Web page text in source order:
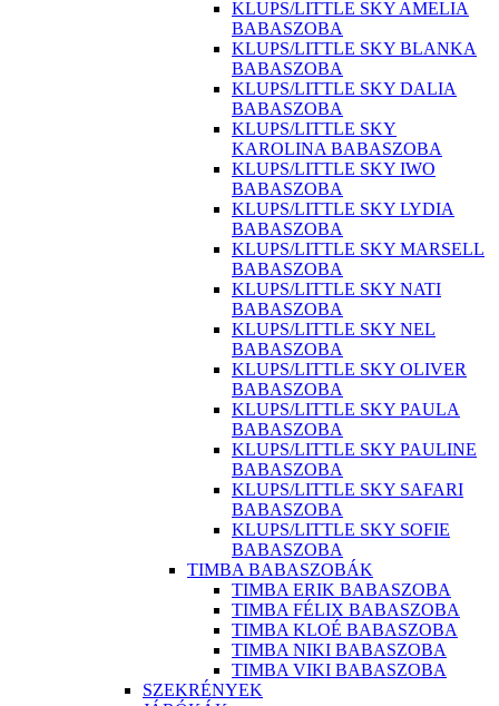
KLUPS/LITTLE SKY AMELIA
BABASZOBA
KLUPS/LITTLE SKY BLANKA
BABASZOBA
KLUPS/LITTLE SKY DALIA
BABASZOBA
KLUPS/LITTLE SKY
KAROLINA BABASZOBA
KLUPS/LITTLE SKY IWO
BABASZOBA
KLUPS/LITTLE SKY LYDIA
BABASZOBA
KLUPS/LITTLE SKY MARSELL
BABASZOBA
KLUPS/LITTLE SKY NATI
BABASZOBA
KLUPS/LITTLE SKY NEL
BABASZOBA
KLUPS/LITTLE SKY OLIVER
BABASZOBA
KLUPS/LITTLE SKY PAULA
BABASZOBA
KLUPS/LITTLE SKY PAULINE
BABASZOBA
KLUPS/LITTLE SKY SAFARI
BABASZOBA
KLUPS/LITTLE SKY SOFIE
BABASZOBA
TIMBA BABASZOBÁK
TIMBA ERIK BABASZOBA
TIMBA FÉLIX BABASZOBA
TIMBA KLOÉ BABASZOBA
TIMBA NIKI BABASZOBA
TIMBA VIKI BABASZOBA
SZEKRÉNYEK